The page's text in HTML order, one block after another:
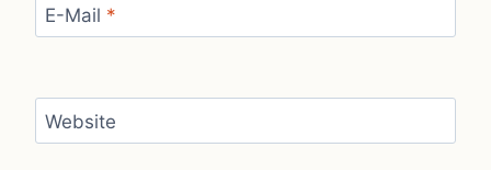
E-Mail *
Website